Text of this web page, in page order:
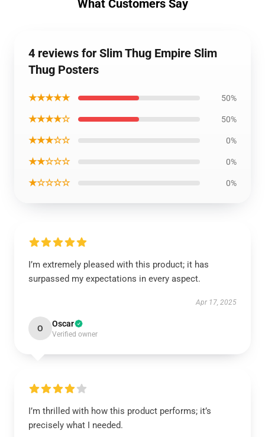
What Customers Say
4 reviews for Slim Thug Empire Slim
Thug Posters
★★★★★ 50%
★★★★☆ 50%
★★★☆☆ 0%
★★☆☆☆ 0%
★☆☆☆☆ 0%
I’m extremely pleased with this product; it has
surpassed my expectations in every aspect.
Apr 17, 2025
O Oscar
Verified owner
I’m thrilled with how this product performs; it’s
precisely what I needed.